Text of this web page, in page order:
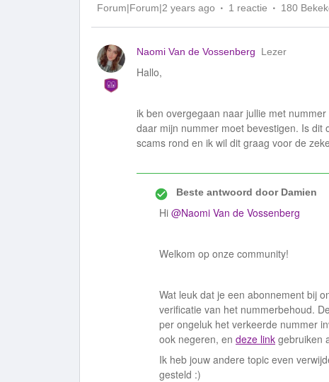
Forum|Forum|2 years ago 1 reactie 180
Naomi Van de Vossenberg Lezer
Hallo,
ik ben overgegaan naar jullie met
daar mijn nummer moet bevestigen. Is dit
scams rond en ik wil dit graag voor de
Beste antwoord doorDamien
Hi @Naomi Van de Vossenberg
Welkom op onze community!
Wat leuk dat je een abonnement bij
verificatie van het nummerbehoud.
per ongeluk het verkeerde nummer
ook negeren, en deze link gebruiken
Ik heb jouw andere topic even
gesteld :)